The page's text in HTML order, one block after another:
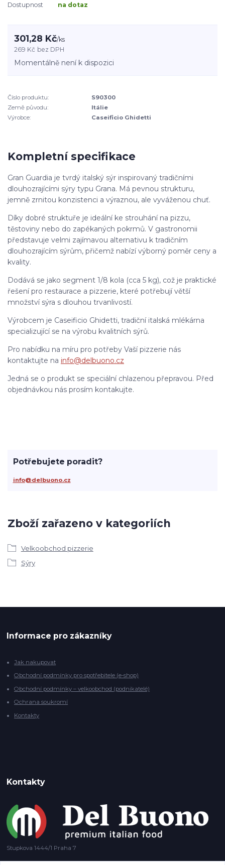
Dostupnost na dotaz
301,28 Kč/ks
269 Kč bez DPH
Momentálně není k dispozici
Číslo produktu:
S90300
Země původu:
Itálie
Výrobce:
Caseificio Ghidetti
Kompletní specifikace
Gran Guardia je tvrdý italský sýr inspirovaný tradičními
dlouhozrajícími sýry typu Grana. Má pevnou strukturu,
jemně zrnitou konzistenci a výraznou, ale vyváženou chuť.
Díky dobré struktuře je ideální ke strouhání na pizzu,
těstoviny nebo do zapékaných pokrmů. V gastronomii
představuje velmi zajímavou alternativu k tradičním
dlouhozrajícím sýrům, přičemž nabízí výborný poměr ceny a
kvality.
Dodává se jako segment 1/8 kola (cca 5 kg), což je praktické
řešení pro restaurace a pizzerie, které potřebují větší
množství sýra s dlouhou trvanlivostí.
Výrobcem je Caseificio Ghidetti, tradiční italská mlékárna
specializující se na výrobu kvalitních sýrů.
Pro nabídku na míru pro potřeby Vaší pizzerie nás
kontaktujte na info@delbuono.cz
Jedná se o produkt se speciální chlazenou přepravou. Před
objednávkou nás prosím kontakujte.
Zboží zařazeno v kategoriích
Velkoobchod pizzerie
Sýry
Potřebujete poradit?
info@delbuono.cz
Informace pro zákazníky
Jak nakupovat
Obchodní podmínky pro spotřebitele (e-shop)
Obchodní podmínky – velkoobchod (podnikatelé)
Ochrana soukromí
Kontakty
Kontakty
Stupkova 1444/1 Praha 7